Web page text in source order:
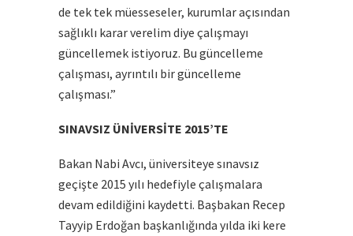
de tek tek müesseseler, kurumlar açısından
sağlıklı karar verelim diye çalışmayı
güncellemek istiyoruz. Bu güncelleme
çalışması, ayrıntılı bir güncelleme
çalışması.”
SINAVSIZ ÜNİVERSİTE 2015’TE
Bakan Nabi Avcı, üniversiteye sınavsız
geçişte 2015 yılı hedefiyle çalışmalara
devam edildiğini kaydetti. Başbakan Recep
Tayyip Erdoğan başkanlığında yılda iki kere